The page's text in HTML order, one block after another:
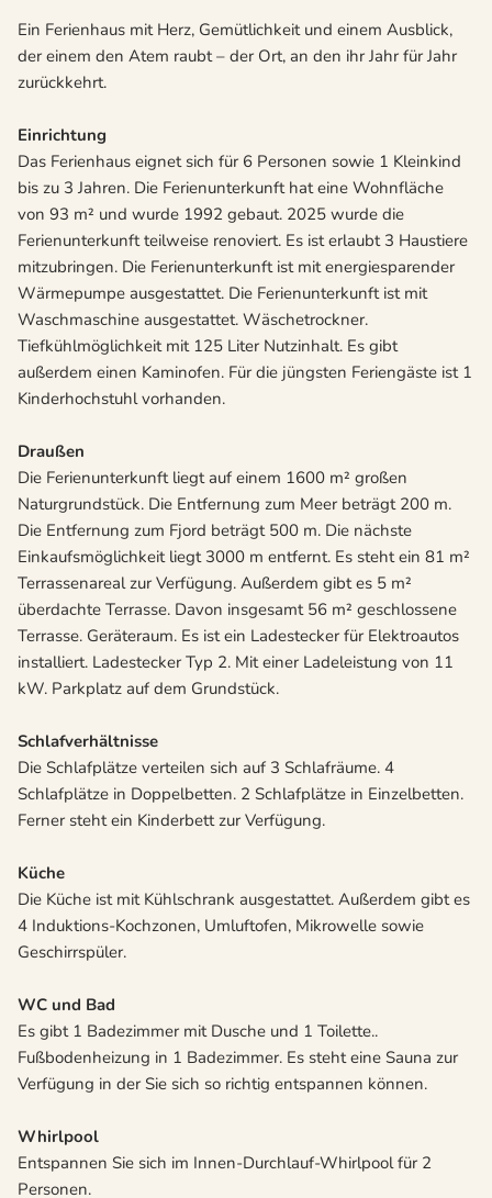
Ein Ferienhaus mit Herz, Gemütlichkeit und einem Ausblick,
der einem den Atem raubt – der Ort, an den ihr Jahr für Jahr
zurückkehrt.
Einrichtung
Das Ferienhaus eignet sich für 6 Personen sowie 1 Kleinkind
bis zu 3 Jahren. Die Ferienunterkunft hat eine Wohnfläche
von 93 m² und wurde 1992 gebaut. 2025 wurde die
Ferienunterkunft teilweise renoviert. Es ist erlaubt 3 Haustiere
mitzubringen. Die Ferienunterkunft ist mit energiesparender
Wärmepumpe ausgestattet. Die Ferienunterkunft ist mit
Waschmaschine ausgestattet. Wäschetrockner.
Tiefkühlmöglichkeit mit 125 Liter Nutzinhalt. Es gibt
außerdem einen Kaminofen. Für die jüngsten Feriengäste ist 1
Kinderhochstuhl vorhanden.
Draußen
Die Ferienunterkunft liegt auf einem 1600 m² großen
Naturgrundstück. Die Entfernung zum Meer beträgt 200 m.
Die Entfernung zum Fjord beträgt 500 m. Die nächste
Einkaufsmöglichkeit liegt 3000 m entfernt. Es steht ein 81 m²
Terrassenareal zur Verfügung. Außerdem gibt es 5 m²
überdachte Terrasse. Davon insgesamt 56 m² geschlossene
Terrasse. Geräteraum. Es ist ein Ladestecker für Elektroautos
installiert. Ladestecker Typ 2. Mit einer Ladeleistung von 11
kW. Parkplatz auf dem Grundstück.
Schlafverhältnisse
Die Schlafplätze verteilen sich auf 3 Schlafräume. 4
Schlafplätze in Doppelbetten. 2 Schlafplätze in Einzelbetten.
Ferner steht ein Kinderbett zur Verfügung.
Küche
Die Küche ist mit Kühlschrank ausgestattet. Außerdem gibt es
4 Induktions-Kochzonen, Umluftofen, Mikrowelle sowie
Geschirrspüler.
WC und Bad
Es gibt 1 Badezimmer mit Dusche und 1 Toilette..
Fußbodenheizung in 1 Badezimmer. Es steht eine Sauna zur
Verfügung in der Sie sich so richtig entspannen können.
Whirlpool
Entspannen Sie sich im Innen-Durchlauf-Whirlpool für 2
Personen.